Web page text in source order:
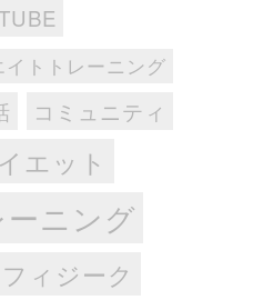
イトトレーニング
コミュニティ
エット
ーニング
フィジーク